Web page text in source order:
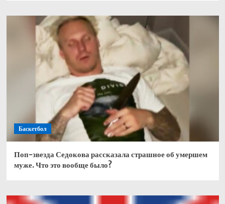
Баскетбол
Поп-звезда Седокова рассказала страшное об умершем
муже. Что это вообще было?